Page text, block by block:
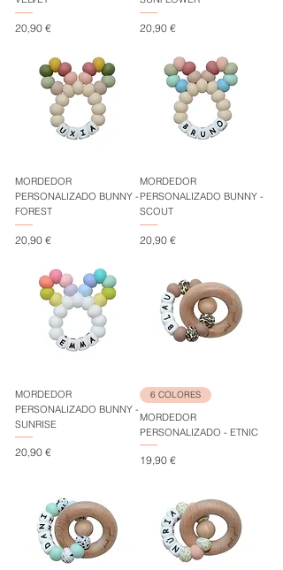
Precio
20,90 € Precio
20,90 €
MORDEDOR
PERSONALIZADO BUNNY -
FOREST
Precio
20,90 €
MORDEDOR
PERSONALIZADO BUNNY -
SCOUT
Precio
20,90 €
MORDEDOR
PERSONALIZADO BUNNY -
SUNRISE
Precio
20,90 €
6 COLORES
MORDEDOR
PERSONALIZADO - ETNIC
Precio
19,90 €